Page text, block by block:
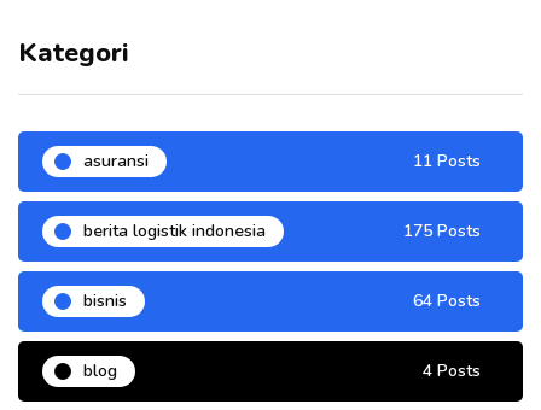
Kategori
asuransi 11 Posts
berita logistik indonesia 175 Posts
bisnis 64 Posts
blog 4 Posts